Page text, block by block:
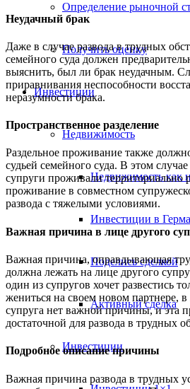
Определение рыночной
Получить оценку
Инвестиции
Недвижимость
Недвижимость как
Инвестиции в
Поделись сделкой
Активный сделка
Инвестиции
Неудачный брак
Даже в случае развода в трудных
семейного суда должен
выяснить, был ли брак неудачным.
приравнивания неспособности
неразумности брака.
Пространственное разделение
Раздельное проживание также
судьей семейного суда. В этом
супруги проживали территориально
проживание в совместном
развода с тяжелыми условиями.
Важная причина в лице другого
Важная причина, оправдывающая
должна лежать на лице другого
один из супругов хочет развестись
жениться на своем новом партнере,
супруга нет важной причины, и эта
достаточной для развода в трудных
Подробное описание причины
Важная причина развода в трудных